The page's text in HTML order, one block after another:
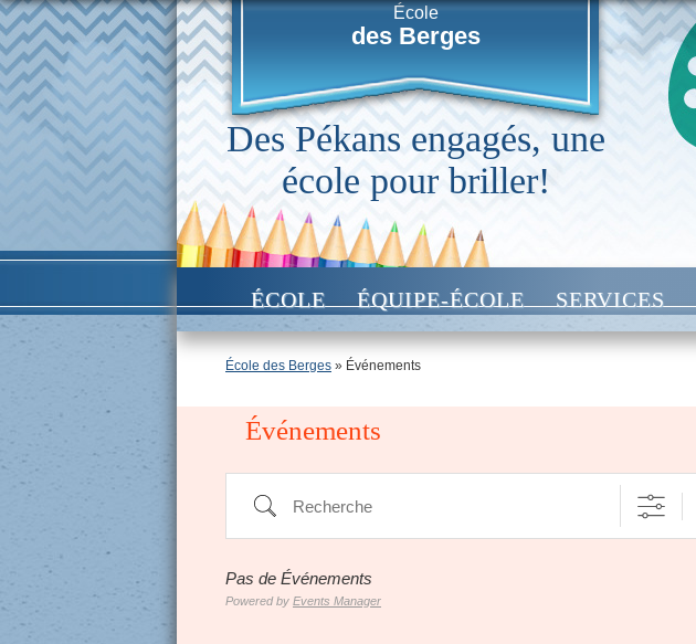
École
des Berges
Des Pékans engagés, une
école pour briller!
ÉCOLE ÉQUIPE-ÉCOLE SERVICES
École des Berges » Événements
Événements
Recherche
Pas de Événements
Powered by Events Manager